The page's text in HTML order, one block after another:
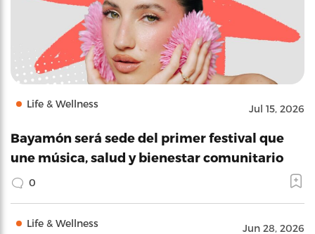
Life & Wellness Jul 15, 2026
Bayamón será sede del primer festival que
une música, salud y bienestar comunitario
0
Life & Wellness Jun 28, 2026